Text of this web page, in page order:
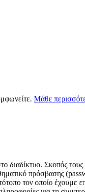
Μάθε
Σκοπός τους
πρόσβασης
τον οποίο έχουμε